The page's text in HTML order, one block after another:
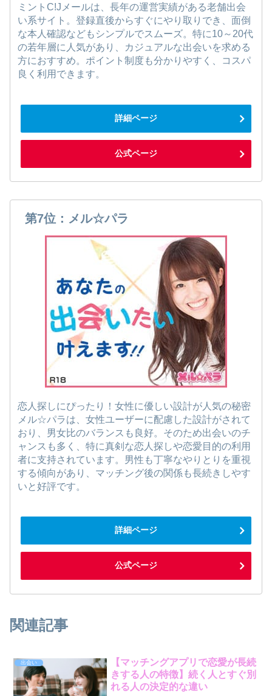
ミントC!Jメールは、長年の運営実績がある老舗出会
い系サイト。登録直後からすぐにやり取りでき、面倒
な本人確認などもシンプルでスムーズ。特に10～20代
の若年層に人気があり、カジュアルな出会いを求める
方におすすめ。ポイント制度も分かりやすく、コスパ
良く利用できます。
詳細ページ
公式ページ
第7位：メル☆パラ
恋人探しにぴったり！女性に優しい設計が人気の秘密
メル☆パラは、女性ユーザーに配慮した設計がされて
おり、男女比のバランスも良好。そのため出会いのチ
ャンスも多く、特に真剣な恋人探しや恋愛目的の利用
者に支持されています。男性も丁寧なやりとりを重視
する傾向があり、マッチング後の関係も長続きしやす
いと好評です。
詳細ページ
公式ページ
関連記事
出会い
【マッチングアプリで恋愛が長続
きする人の特徴】続く人とすぐ別
れる人の決定的な違い